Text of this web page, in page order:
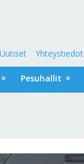
Uutiset Yhteystiedot
Pesuhallit